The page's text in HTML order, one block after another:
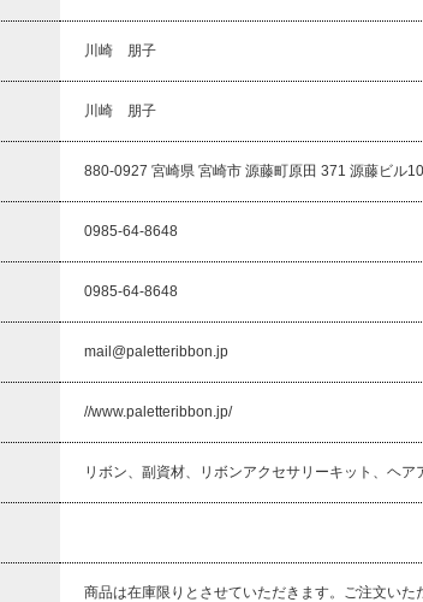
川崎 朋子
川崎 朋子
880-0927 宮崎県 宮崎市 源藤町原田 371 源藤ビル
0985-64-8648
0985-64-8648
mail@paletteribbon.jp
//www.paletteribbon.jp/
リボン、副資材、リボンアクセサリーキット、ヘア
商品は在庫限りとさせていただきます。ご注文い